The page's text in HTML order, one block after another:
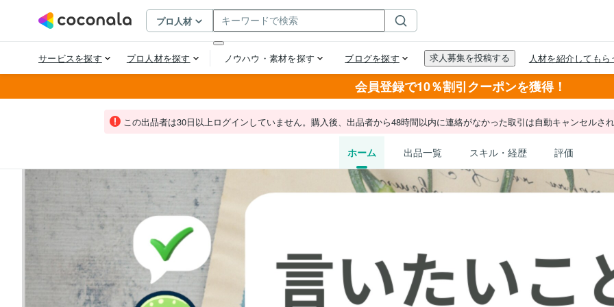
会員登録で10％割引クーポンを獲得！
この出品者は30日以上ログインしていません。購入後、出品者から48時間以内に連絡がなかった取引は自動キャンセルさ
ホーム 出品一覧 スキル・経歴 評価